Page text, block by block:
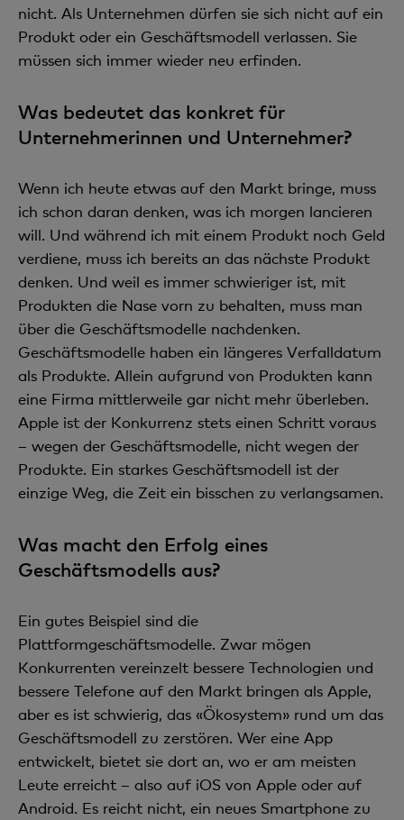
nicht. Als Unternehmen dürfen sie sich nicht auf ein
Produkt oder ein Geschäftsmodell verlassen. Sie
müssen sich immer wieder neu erfinden.
Was bedeutet das konkret für
Unternehmerinnen und Unternehmer?
Wenn ich heute etwas auf den Markt bringe, muss
ich schon daran denken, was ich morgen lancieren
will. Und während ich mit einem Produkt noch Geld
verdiene, muss ich bereits an das nächste Produkt
denken. Und weil es immer schwieriger ist, mit
Produkten die Nase vorn zu behalten, muss man
über die Geschäftsmodelle nachdenken.
Geschäftsmodelle haben ein längeres Verfalldatum
als Produkte. Allein aufgrund von Produkten kann
eine Firma mittlerweile gar nicht mehr überleben.
Apple ist der Konkurrenz stets einen Schritt voraus
– wegen der Geschäftsmodelle, nicht wegen der
Produkte. Ein starkes Geschäftsmodell ist der
einzige Weg, die Zeit ein bisschen zu verlangsamen.
Was macht den Erfolg eines
Geschäftsmodells aus?
Ein gutes Beispiel sind die
Plattformgeschäftsmodelle. Zwar mögen
Konkurrenten vereinzelt bessere Technologien und
bessere Telefone auf den Markt bringen als Apple,
aber es ist schwierig, das «Ökosystem» rund um das
Geschäftsmodell zu zerstören. Wer eine App
entwickelt, bietet sie dort an, wo er am meisten
Leute erreicht – also auf iOS von Apple oder auf
Android. Es reicht nicht, ein neues Smartphone zu